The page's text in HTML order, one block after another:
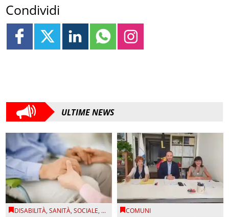
Condividi
ULTIME NEWS
DISABILITÀ,SANITÀ,SOCIALE, ... COMUNI